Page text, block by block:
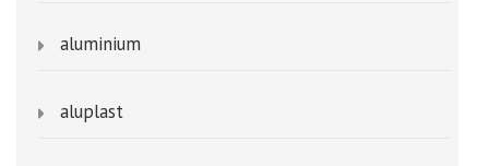
aluminium
aluplast